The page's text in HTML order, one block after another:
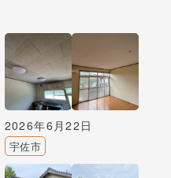
2026年6月22日
宇佐市